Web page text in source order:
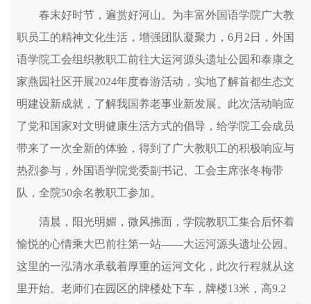
春末好时节，遍赏好河山。为丰富外国语学院广大教
职员工的精神文化生活，增强团队凝聚力，6月2日，外国
语学院工会组织教职工前往大运河源头遗址公园和泰康之
家燕园社区开展2024年度春游活动，实地了解首都生态文
明建设新成就，了解我国养老事业新发展。此次活动响应
了党和国家对文明健康生活方式的倡导，给学院工会成员
带来了一次全新的体验，得到了广大教职工的积极响应与
热烈参与，外国语学院党委副书记、工会主席张冬梅带
队，全院50余名教职工参加。
清晨，阳光明媚，微风拂面，学院教职工集合后怀着
愉悦的心情乘大巴前往第一站——大运河源头遗址公园。
这里的一泓清水承载着厚重的运河文化，此次行程就从这
里开始。老师们在园区的牌楼处下车，牌楼13米，高9.2